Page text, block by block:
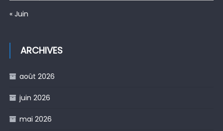
« Juin
ARCHIVES
août 2026
juin 2026
mai 2026